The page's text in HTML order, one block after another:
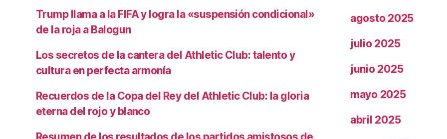
Trump llama a la FIFA y logra la «suspensión condicional»
de la roja a Balogun
Los secretos de la cantera del Athletic Club: talento y
cultura en perfecta armonía
Recuerdos de la Copa del Rey del Athletic Club: la gloria
eterna del rojo y blanco
agosto 2025
julio 2025
junio 2025
mayo 2025
abril 2025